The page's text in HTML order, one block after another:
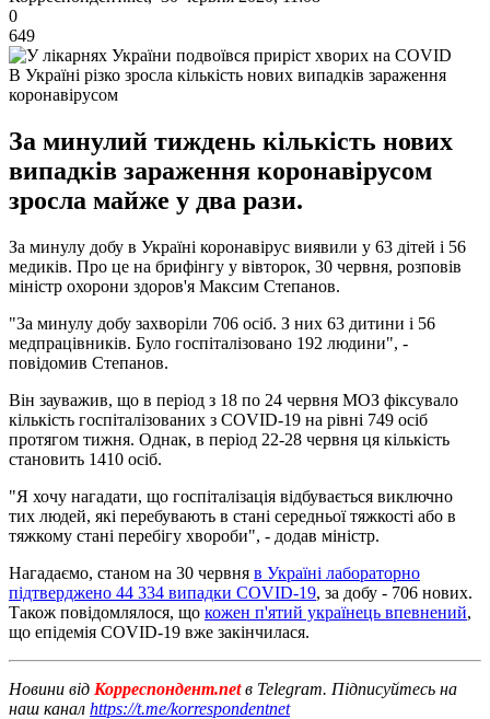
0
649
В Україні різко зросла кількість нових випадків зараження
коронавірусом
За минулий тиждень кількість нових
випадків зараження коронавірусом
зросла майже у два рази.
За минулу добу в Україні коронавірус виявили у 63 дітей і 56
медиків. Про це на брифінгу у вівторок, 30 червня, розповів
міністр охорони здоров'я Максим Степанов.
"За минулу добу захворіли 706 осіб. З них 63 дитини і 56
медпрацівників. Було госпіталізовано 192 людини", -
повідомив Степанов.
Він зауважив, що в період з 18 по 24 червня МОЗ фіксувало
кількість госпіталізованих з COVID-19 на рівні 749 осіб
протягом тижня. Однак, в період 22-28 червня ця кількість
становить 1410 осіб.
"Я хочу нагадати, що госпіталізація відбувається виключно
тих людей, які перебувають в стані середньої тяжкості або в
тяжкому стані перебігу хвороби", - додав міністр.
Нагадаємо, станом на 30 червня в Україні лабораторно
підтверджено 44 334 випадки COVID-19, за добу - 706 нових.
Також повідомлялося, що кожен п'ятий українець впевнений,
що епідемія COVID-19 вже закінчилася.
Новини від Корреспондент.netв Telegram. Підписуйтесь на
наш канал https://t.me/korrespondentnet